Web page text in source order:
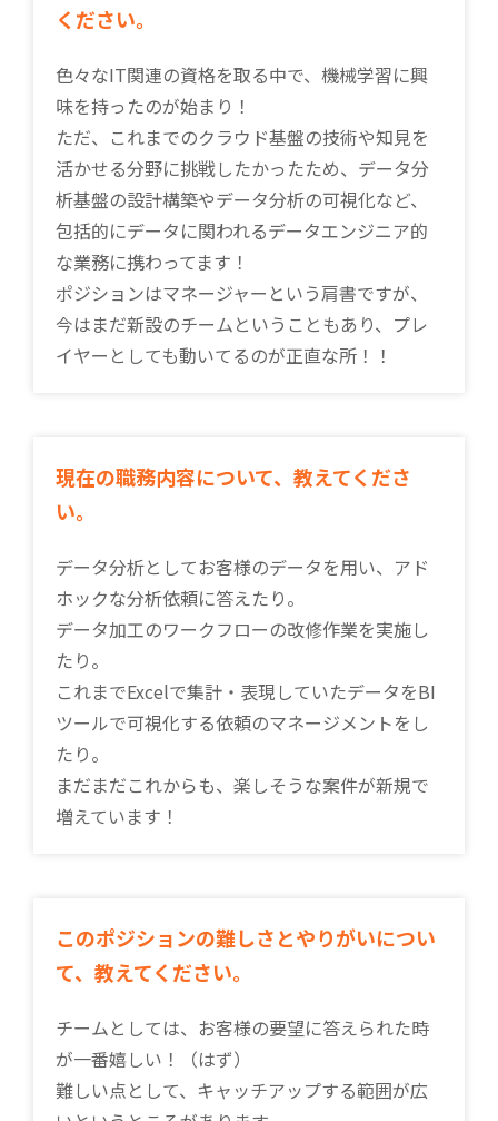
ください。
色々なIT関連の資格を取る中で、機械学習に興
味を持ったのが始まり！
ただ、これまでのクラウド基盤の技術や知見を
活かせる分野に挑戦したかったため、データ分
析基盤の設計構築やデータ分析の可視化など、
包括的にデータに関われるデータエンジニア的
な業務に携わってます！
ポジションはマネージャーという肩書ですが、
今はまだ新設のチームということもあり、プレ
イヤーとしても動いてるのが正直な所！！
現在の職務内容について、教えてくださ
い。
データ分析としてお客様のデータを用い、アド
ホックな分析依頼に答えたり。
データ加工のワークフローの改修作業を実施し
たり。
これまでExcelで集計・表現していたデータをBI
ツールで可視化する依頼のマネージメントをし
たり。
まだまだこれからも、楽しそうな案件が新規で
増えています！
このポジションの難しさとやりがいについ
て、教えてください。
チームとしては、お客様の要望に答えられた時
が一番嬉しい！（はず）
難しい点として、キャッチアップする範囲が広